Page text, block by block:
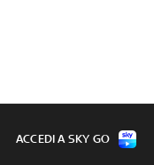
ACCEDI A SKY GO